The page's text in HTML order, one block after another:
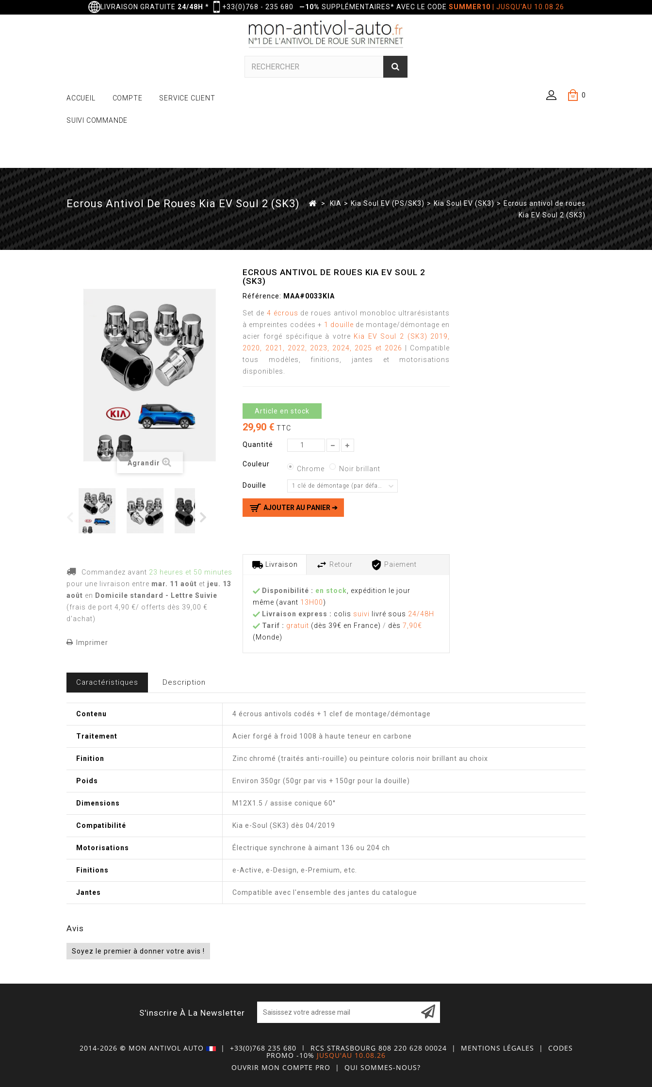
LIVRAISON GRATUITE 24/48H * +33(0)768 - 235 680 —10% SUPPLÉMENTAIRES* AVEC LE CODE SUMMER10 | JUSQU'AU 10.08.26
0
ACCUEIL COMPTE SERVICE CLIENT
SUIVI COMMANDE
Ecrous Antivol De Roues Kia EV Soul 2 (SK3) > KIA > Kia Soul EV (PS/SK3) > Kia Soul EV (SK3) > Ecrous antivol de roues
Kia EV Soul 2 (SK3)
Agrandir
Commandez avant 23 heures et 50 minutes
pour une livraison entre mar. 11 août et jeu. 13
août en Domicile standard - Lettre Suivie
(frais de port 4,90 €/ offerts dès 39,00 €
d'achat)
Imprimer
ECROUS ANTIVOL DE ROUES KIA EV SOUL 2
(SK3)
Référence: MAA#0033KIA
Set de 4 écrous de roues antivol monobloc ultrarésistants
à empreintes codées + 1 douille de montage/démontage en
acier forgé spécifique à votre Kia EV Soul 2 (SK3) 2019,
2020, 2021, 2022, 2023, 2024, 2025 et 2026
| Compatible
tous modèles, finitions, jantes et motorisations
disponibles.
Article en stock
29,90 € TTC
Quantité
Couleur
Chrome Noir brillant
Douille 1 clé de démontage (par défaut)
AJOUTER AU PANIER ➔
Livraison Retour Paiement
Disponibilité : en stock , expédition le jour
même (avant 13H00)
Livraison express : colis suivi livré sous 24/48H
Tarif : gratuit (dès 39€ en France) / dès 7,90€
(Monde)
Caractéristiques Description
Contenu 4 écrous antivols codés + 1 clef de montage/démontage
Traitement Acier forgé à froid 1008 à haute teneur en carbone
Finition Zinc chromé (traités anti-rouille) ou peinture coloris noir brillant au choix
Poids Environ 350gr (50gr par vis + 150gr pour la douille)
Dimensions M12X1.5 / assise conique 60°
Compatibilité Kia e-Soul (SK3) dès 04/2019
Motorisations Électrique synchrone à aimant 136 ou 204 ch
Finitions e-Active, e-Design, e-Premium, etc.
Jantes Compatible avec l'ensemble des jantes du catalogue
Avis
Soyez le premier à donner votre avis !
S'inscrire À La Newsletter
2014-2026 © MON ANTIVOL AUTO | +33(0)768 235 680 | RCS STRASBOURG 808 220 628 00024 | MENTIONS LÉGALES | CODES
PROMO -10% JUSQU'AU 10.08.26
OUVRIR MON COMPTE PRO | QUI SOMMES-NOUS?